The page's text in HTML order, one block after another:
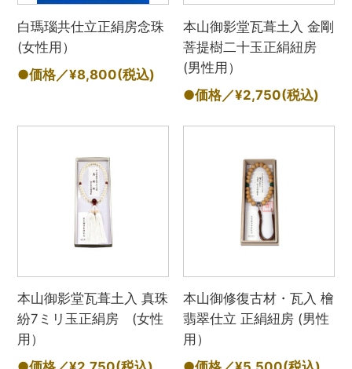
白瑪瑙共仕立正絹房念珠
(女性用）
●価格／¥8,800(税込)
本山御影堂瓦葺土入 金剛
菩提樹二十玉正絹紐房
(男性用）
●価格／¥2,750(税込)
本山御影堂瓦葺土入 真珠
紛7ミリ玉正絹房 (女性
用）
本山御修復古材・瓦入 檜
翡翠仕立 正絹紐房 (男性
用）